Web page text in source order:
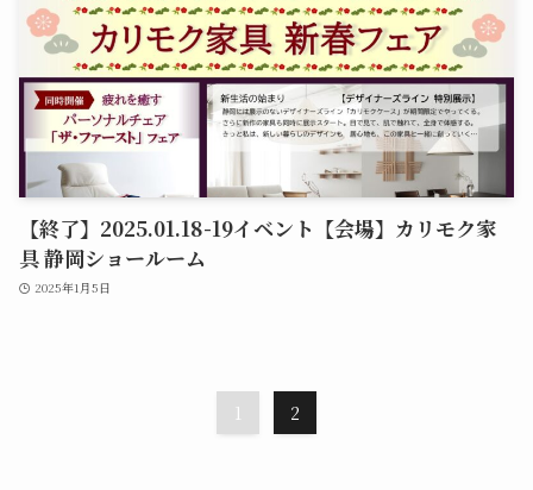
【終了】2025.01.18-19イベント【会場】カリモク家
具 静岡ショールーム
2025年1月5日
1 2